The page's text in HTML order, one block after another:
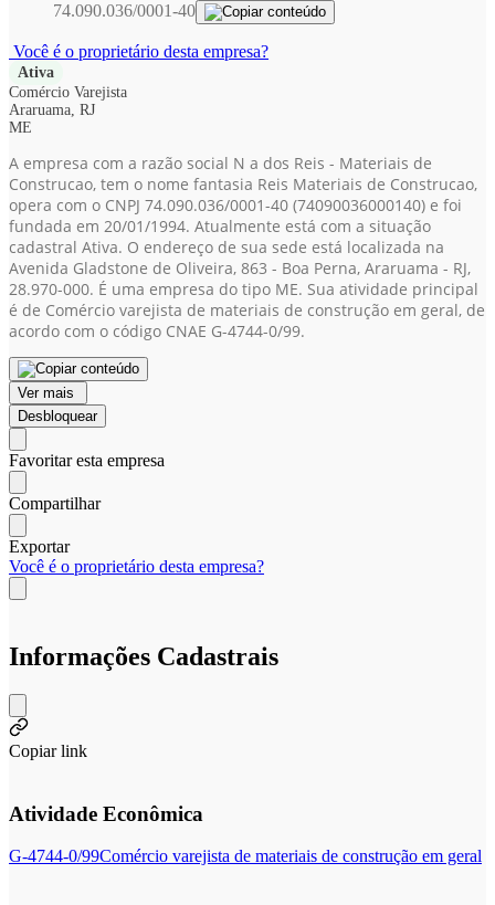
74.090.036/0001-40
Você é o proprietário desta empresa?
Ativa
Comércio Varejista
Araruama, RJ
ME
A empresa com a razão social N a dos Reis - Materiais de
Construcao, tem o nome fantasia Reis Materiais de Construcao,
opera com o CNPJ 74.090.036/0001-40 (74090036000140) e foi
fundada em 20/01/1994. Atualmente está com a situação
cadastral Ativa. O endereço de sua sede está localizada na
Avenida Gladstone de Oliveira, 863 - Boa Perna, Araruama - RJ,
28.970-000. É uma empresa do tipo ME. Sua atividade principal
é de Comércio varejista de materiais de construção em geral, de
acordo com o código CNAE G-4744-0/99.
Ver mais
Desbloquear
Favoritar esta empresa
Compartilhar
Exportar
Você é o proprietário desta empresa?
Informações Cadastrais
Copiar link
Atividade Econômica
G-4744-0/99Comércio varejista de materiais de construção em geral